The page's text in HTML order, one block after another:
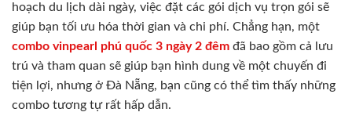
hoạch du lịch dài ngày, việc đặt các gói dịch vụ trọn gói sẽ
giúp bạn tối ưu hóa thời gian và chi phí. Chẳng hạn, một
combo vinpearl phú quốc 3 ngày 2 đêm đã bao gồm cả lưu
trú và tham quan sẽ giúp bạn hình dung về một chuyến đi
tiện lợi, nhưng ở Đà Nẵng, bạn cũng có thể tìm thấy những
combo tương tự rất hấp dẫn.